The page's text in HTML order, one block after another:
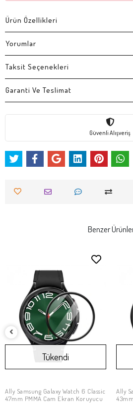
Ürün Özellikleri
Yorumlar
Taksit Seçenekleri
Garanti Ve Teslimat
Güvenli Alışveriş
Benzer
Stokta Yok
Tükendi
Ally Samsung Galaxy Watch 6 Classic
47mm PMMA Cam Ekran Koruyucu
Ally